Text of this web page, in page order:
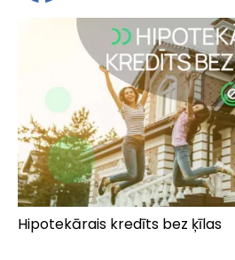
Hipotekārais kredīts bez ķīlas